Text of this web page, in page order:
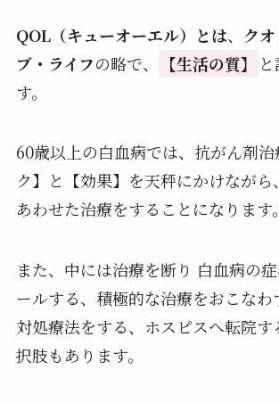
QOL（キューオーエル）とは、 ク
ブ・ライフの略で、 【生活の質】
す。
60歳以上の白血病では、抗がん剤
ク】と【効果】を天秤にかけながら
あわせた治療をすることになります。
また、中には治療を断り 白血病の
ールする、積極的な治療をおこなわ
対処療法をする、ホスピスへ転院
択肢もあります。